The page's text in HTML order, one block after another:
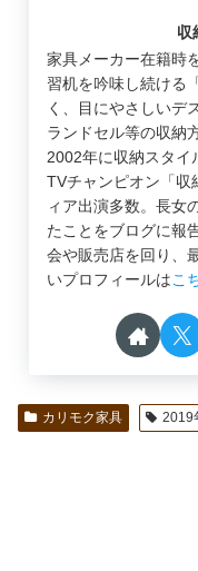
収
家具メーカー在籍時
習机を吟味し続ける
く、目にやさしいデ
ランドセル等の収納
2002年に収納スタイ
TVチャンピオン「収
ィア出演多数。長女
たことをブログに報
会や販売店を回り、
いプロフィールはこ
カリモク家具 2019